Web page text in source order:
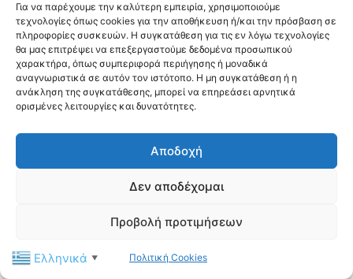
Για να παρέχουμε την καλύτερη εμπειρία, χρησιμοποιούμε
τεχνολογίες όπως cookies για την αποθήκευση ή/και την πρόσβαση σε
πληροφορίες συσκευών. Η συγκατάθεση για τις εν λόγω τεχνολογίες
θα μας επιτρέψει να επεξεργαστούμε δεδομένα προσωπικού
χαρακτήρα, όπως συμπεριφορά περιήγησης ή μοναδικά
αναγνωριστικά σε αυτόν τον ιστότοπο. Η μη συγκατάθεση ή η
ανάκληση της συγκατάθεσης, μπορεί να επηρεάσει αρνητικά
ορισμένες λειτουργίες και δυνατότητες.
Αποδοχή
Δεν αποδέχομαι
Προβολή προτιμήσεων
Πολιτική Cookies
Ελληνικά ▼